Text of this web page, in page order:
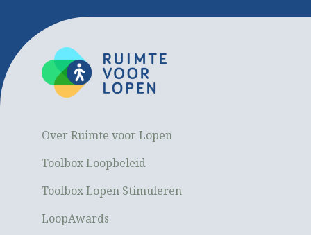
Over Ruimte voor Lopen
Toolbox Loopbeleid
Toolbox Lopen Stimuleren
LoopAwards